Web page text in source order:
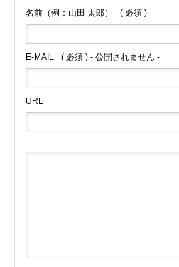
名前（例：山田 太郎） ( 必須 )
E-MAIL ( 必須 ) - 公開されません -
URL